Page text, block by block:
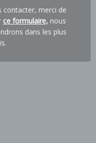
contacter, merci de
ce formulaire, nous
dans les plus